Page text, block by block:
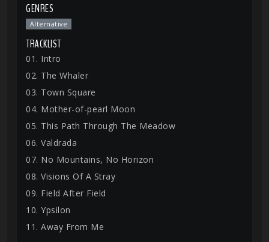
GENRES
Alternative
TRACKLIST
01. Intro
02. The Whaler
03. Town Square
04. Mother-of-pearl Moon
05. This Path Through The Meadow
06. Valdrada
07. No Mountains, No Horizon
08. Visions Of A Stray
09. Field After Field
10. Ypsilon
11. Away From Me